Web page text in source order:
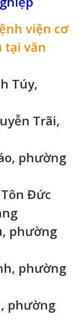
viện cơ
tại văn
Túy,
Trãi,
phường
Đức
phường
phường
phường